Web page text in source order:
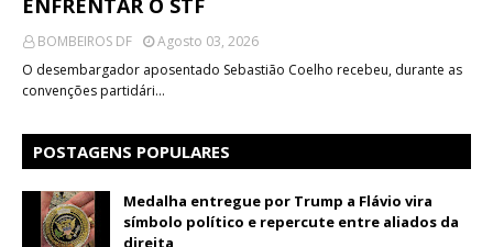
ENFRENTAR O STF
BOMBEIROS DF
Agosto 03, 2026
O desembargador aposentado Sebastião Coelho recebeu, durante as
convenções partidári…
POSTAGENS POPULARES
Medalha entregue por Trump a Flávio vira
símbolo político e repercute entre aliados da
direita